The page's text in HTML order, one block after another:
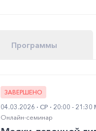
Программы
ЗАВЕРШЕНО
04.03.2026 СР 20:00 - 21:30
Онлайн-семинар